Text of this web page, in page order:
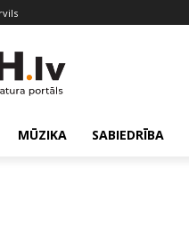
MŪZIKA SABIEDRĪBA